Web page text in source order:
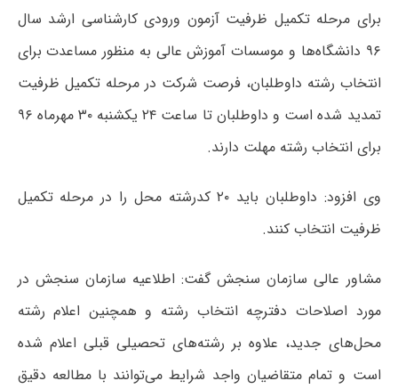
برای مرحله تکمیل ظرفیت آزمون ورودی کارشناسی ارشد سال
۹۶ دانشگاه‌ها و موسسات آموزش عالی به منظور مساعدت برای
انتخاب رشته داوطلبان، فرصت شرکت در مرحله تکمیل ظرفیت
تمدید شده است و داوطلبان تا ساعت ۲۴ یکشنبه ۳۰ مهرماه ۹۶
برای انتخاب رشته مهلت دارند.
وی افزود: داوطلبان باید ۲۰ کدرشته محل را در مرحله تکمیل
ظرفیت انتخاب کنند.
مشاور عالی سازمان سنجش گفت: اطلاعیه‌ سازمان سنجش در
مورد اصلاحات دفترچه انتخاب رشته و همچنین اعلام رشته
محل‌های جدید، علاوه بر رشته‌های تحصیلی قبلی اعلام شده
است و تمام متقاضیان واجد شرایط می‌توانند با مطالعه دقیق